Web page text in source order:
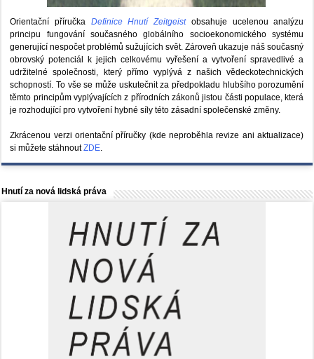
Orientační příručka Definice Hnutí Zeitgeistobsahuje ucelenou analýzu
principu fungování současného globálního socioekonomického systému
generující nespočet problémů sužujících svět. Zároveň ukazuje náš současný
obrovský potenciál k jejich celkovému vyřešení a vytvoření spravedlivé a
udržitelné společnosti, který přímo vyplývá z našich vědeckotechnických
schopností. To vše se může uskutečnit za předpokladu hlubšího porozumění
těmto principům vyplývajících z přírodních zákonů jistou části populace, která
je rozhodující pro vytvoření hybné síly této zásadní společenské změny.
Zkrácenou verzi orientační příručky (kde neproběhla revize ani aktualizace)
si můžete stáhnoutZDE.
Hnutí za nová lidská práva